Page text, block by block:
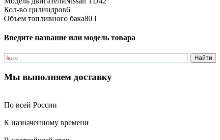
Кол-во цилиндров6
Объем топливного бака80 l
Введите название или модель товара
Мы выполняем доставку
По всей России
К назначенному времени